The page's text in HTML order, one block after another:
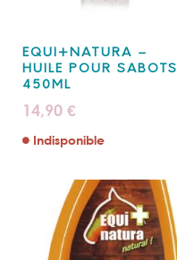
EQUI+NATURA –
HUILE POUR SABOTS
450ML
14,90 €
Indisponible